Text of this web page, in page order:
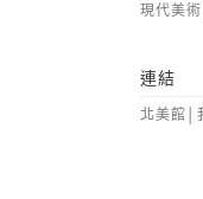
現代美
連結
北美館│